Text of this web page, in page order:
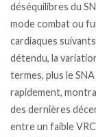
déséquilibres du
mode combat ou
cardiaques
détendu, la
termes, plus le
rapidement,
des dernières
entre un faible